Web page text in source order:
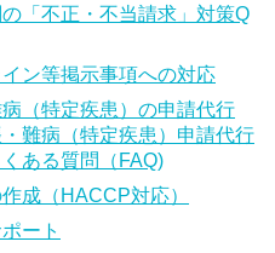
「不正・不当請求」対策Q
ン等掲示事項への対応
（特定疾患）の申請代行
難病（特定疾患）申請代行
ある質問（FAQ)
成（HACCP対応）
ート